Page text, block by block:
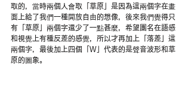
取的，當時兩個人會取「草原」是因為這兩個字在畫
面上給了我們一種開放自由的想像，後來我們覺得只
有「草原」兩個字還少了一點甚麼，希望團名在語感
和視覺上有種反差的感覺，所以才再加上「落差」這
兩個字，最後加上四個「W」代表的是聲音波形和草
原的圖象。